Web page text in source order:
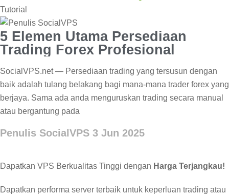
Tutorial
5 Elemen Utama Persediaan
Trading Forex Profesional
SocialVPS.net — Persediaan trading yang tersusun dengan
baik adalah tulang belakang bagi mana-mana trader forex yang
berjaya. Sama ada anda menguruskan trading secara manual
atau bergantung pada
Penulis SocialVPS 3 Jun 2025
Dapatkan VPS Berkualitas Tinggi dengan Harga Terjangkau!
Dapatkan performa server terbaik untuk keperluan trading atau